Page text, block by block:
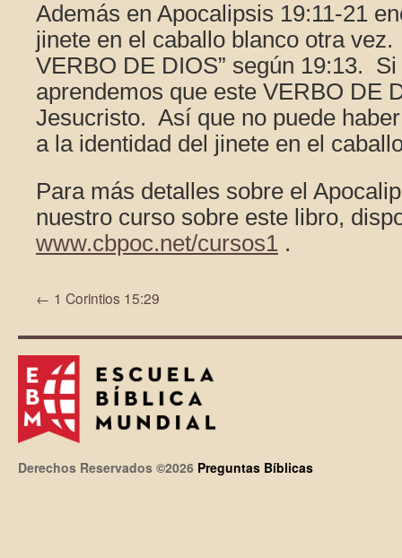
Además en Apocalipsis 19:11-21
jinete en el caballo blanco otra
VERBO DE DIOS” según 19:13.
aprendemos que este VERBO DE
Jesucristo. Así que no puede
a la identidad del jinete en el
Para más detalles sobre el
nuestro curso sobre este libro,
www.cbpoc.net/cursos1 .
← 1 Corintios 15:29
Derechos Reservados ©2026 Preguntas Bíblicas